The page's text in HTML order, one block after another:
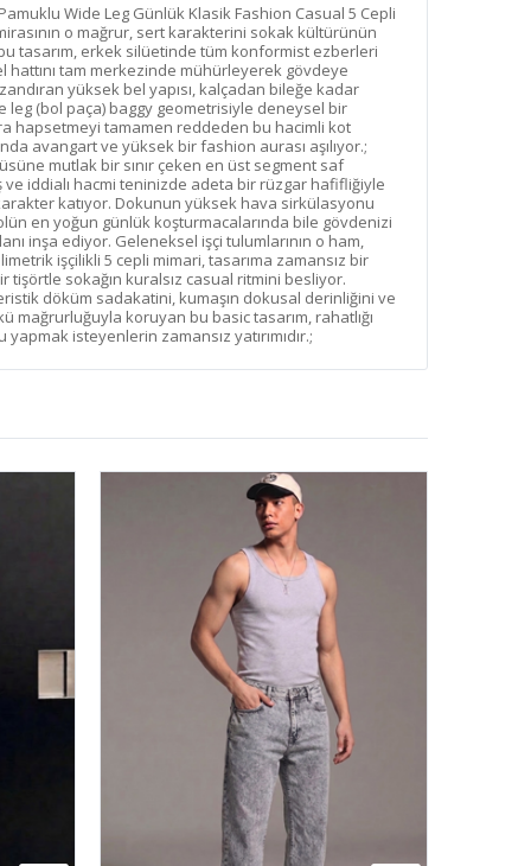
Wide Leg Günlük Klasik Fashion Casual 5 Cepli
o mağrur, sert karakterini sokak kültürünün
tasarım, erkek silüetinde tüm konformist ezberleri
hattını tam merkezinde mühürleyerek gövdeye
yüksek bel yapısı, kalçadan bileğe kadar
leg (bol paça) baggy geometrisiyle deneysel bir
hapsetmeyi tamamen reddeden bu hacimli kot
avangart ve yüksek bir fashion aurası aşılıyor.;
mutlak bir sınır çeken en üst segment saf
iddialı hacmi teninizde adeta bir rüzgar hafifliğiyle
katıyor. Dokunun yüksek hava sirkülasyonu
en yoğun günlük koşturmacalarında bile gövdenizi
inşa ediyor. Geleneksel işçi tulumlarının o ham,
işçilikli 5 cepli mimari, tasarıma zamansız bir
tişörtle sokağın kuralsız casual ritmini besliyor.
döküm sadakatini, kumaşın dokusal derinliğini ve
mağrurluğuyla koruyan bu basic tasarım, rahatlığı
isteyenlerin zamansız yatırımıdır.;